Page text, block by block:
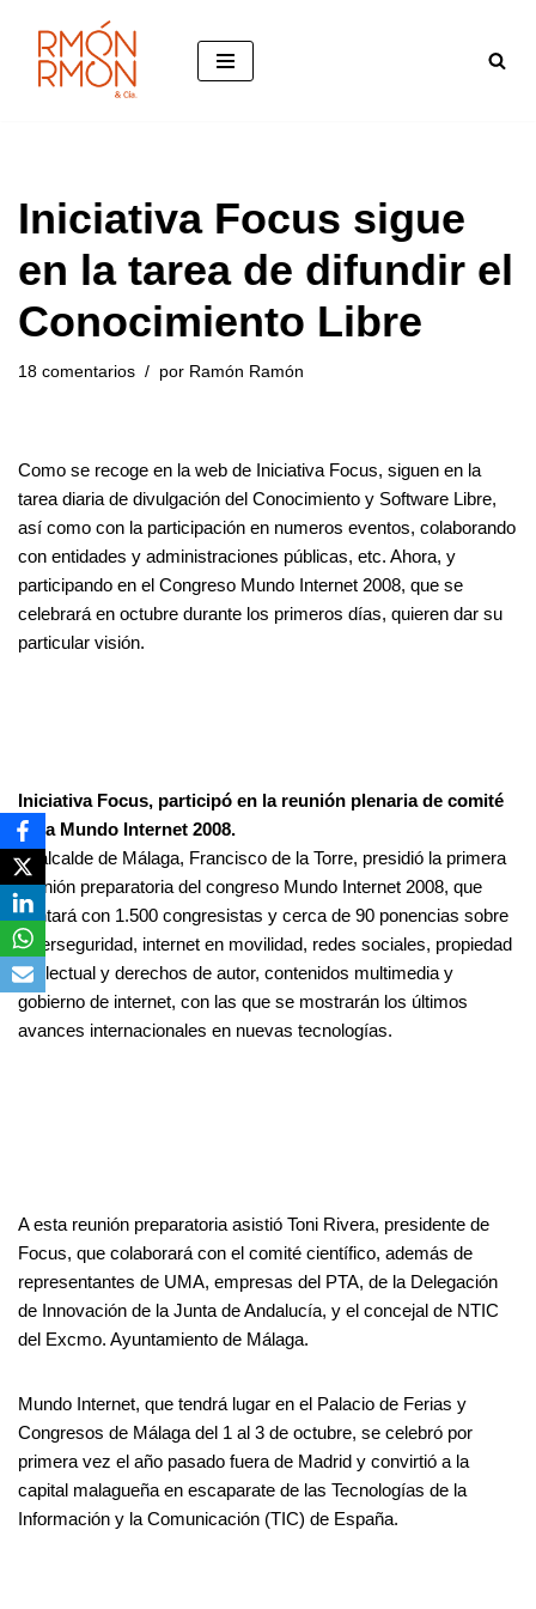
Saltar
Iniciativa Focus sigue
en la tarea de difundir el
Conocimiento Libre
18 comentarios por Ramón Ramón
Como se recoge en la web de Iniciativa Focus, siguen en la
tarea diaria de divulgación del Conocimiento y Software Libre,
así como con la participación en numeros eventos, colaborando
con entidades y administraciones públicas, etc. Ahora, y
participando en el Congreso Mundo Internet 2008, que se
celebrará en octubre durante los primeros días, quieren dar su
particular visión.
Iniciativa Focus, participó en la reunión plenaria de comité
para Mundo Internet 2008.
El alcalde de Málaga, Francisco de la Torre, presidió la primera
reunión preparatoria del congreso Mundo Internet 2008, que
contará con 1.500 congresistas y cerca de 90 ponencias sobre
ciberseguridad, internet en movilidad, redes sociales, propiedad
intelectual y derechos de autor, contenidos multimedia y
gobierno de internet, con las que se mostrarán los últimos
avances internacionales en nuevas tecnologías.
A esta reunión preparatoria asistió Toni Rivera, presidente de
Focus, que colaborará con el comité científico, además de
representantes de UMA, empresas del PTA, de la Delegación
de Innovación de la Junta de Andalucía, y el concejal de NTIC
del Excmo. Ayuntamiento de Málaga.
Mundo Internet, que tendrá lugar en el Palacio de Ferias y
Congresos de Málaga del 1 al 3 de octubre, se celebró por
primera vez el año pasado fuera de Madrid y convirtió a la
capital malagueña en escaparate de las Tecnologías de la
Información y la Comunicación (TIC) de España.